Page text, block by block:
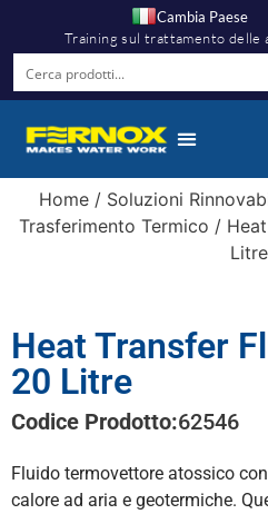
Cambia Paese
Training sul trattamento delle
Home/ Soluzioni
Trasferimento Termico /
Litre
Heat Transfer
20 Litre
Codice Prodotto:62546
Fluido termovettore atossico
calore ad aria e geotermiche.